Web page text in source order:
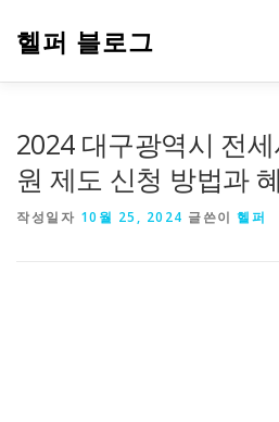
헬퍼 블로그
2024 대구광역시 전
원 제도 신청 방법과
작성일자 10월 25, 2024 글쓴이 헬퍼